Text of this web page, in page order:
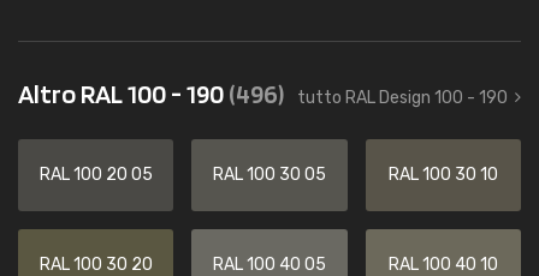
Altro RAL 100 - 190(496) tutto RAL Design 100 - 190
RAL 100 20 05 RAL 100 30 05 RAL 100 30 10
RAL 100 30 20 RAL 100 40 05 RAL 100 40 10